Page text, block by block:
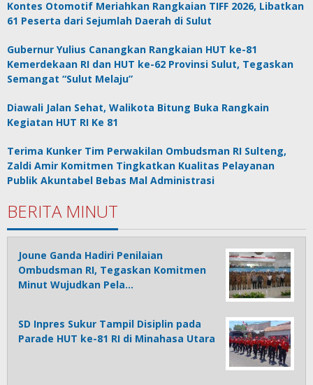
Kontes Otomotif Meriahkan Rangkaian TIFF 2026, Libatkan
61 Peserta dari Sejumlah Daerah di Sulut
Gubernur Yulius Canangkan Rangkaian HUT ke-81
Kemerdekaan RI dan HUT ke-62 Provinsi Sulut, Tegaskan
Semangat “Sulut Melaju”
Diawali Jalan Sehat, Walikota Bitung Buka Rangkain
Kegiatan HUT RI Ke 81
Terima Kunker Tim Perwakilan Ombudsman RI Sulteng,
Zaldi Amir Komitmen Tingkatkan Kualitas Pelayanan
Publik Akuntabel Bebas Mal Administrasi
BERITA MINUT
Joune Ganda Hadiri Penilaian
Ombudsman RI, Tegaskan Komitmen
Minut Wujudkan Pela…
SD Inpres Sukur Tampil Disiplin pada
Parade HUT ke-81 RI di Minahasa Utara